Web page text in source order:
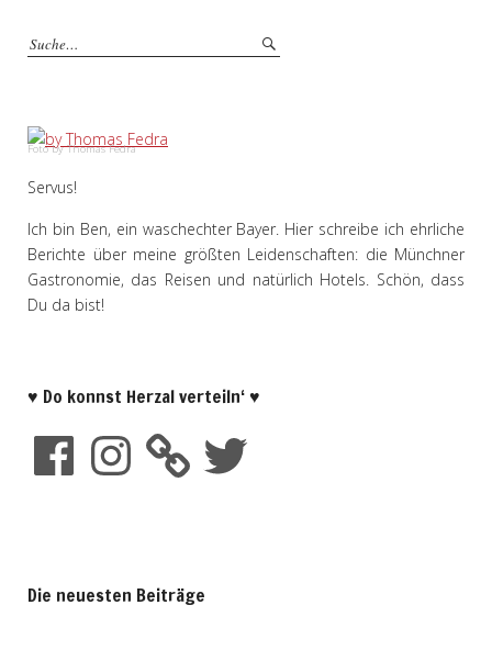
Foto by Thomas Fedra
Servus!
Ich bin Ben, ein waschechter Bayer. Hier schreibe ich ehrliche
Berichte über meine größten Leidenschaften: die Münchner
Gastronomie, das Reisen und natürlich Hotels. Schön, dass
Du da bist!
♥ Do konnst Herzal verteiln‘ ♥
Die neuesten Beiträge